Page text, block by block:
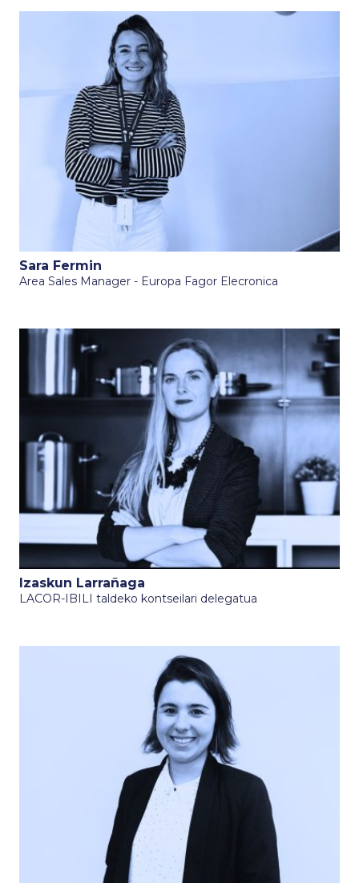
Sara Fermin
Area Sales Manager - Europa Fagor Elecronica
Izaskun Larrañaga
LACOR-IBILI taldeko kontseilari delegatua